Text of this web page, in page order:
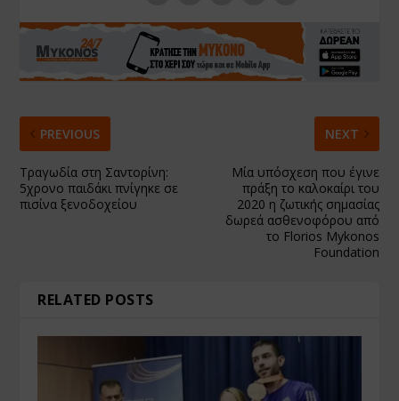
PREVIOUS
Τραγωδία στη Σαντορίνη:
5χρονο παιδάκι πνίγηκε σε
πισίνα ξενοδοχείου
NEXT
Μία υπόσχεση που έγινε
πράξη το καλοκαίρι του
2020 η ζωτικής σημασίας
δωρεά ασθενοφόρου από
το Florios Mykonos
Foundation
RELATED POSTS